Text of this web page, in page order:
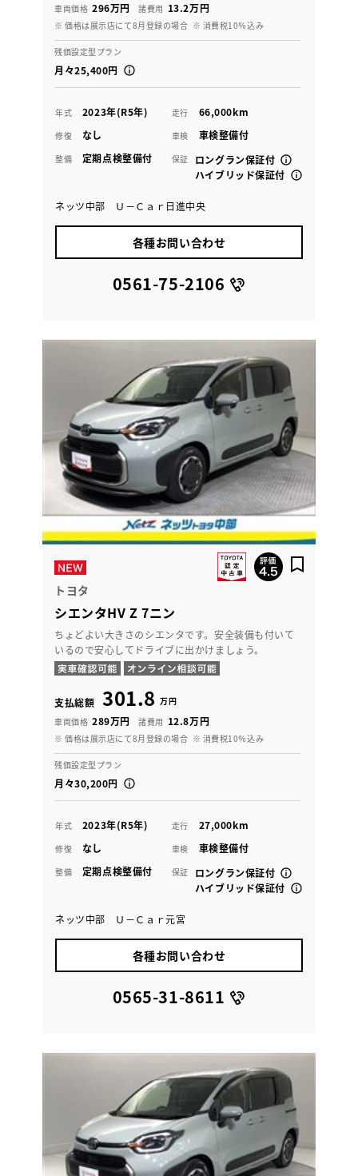
車両価格 296万円 諸費用 13.2万円
※ 価格は展示店にて8月登録の場合 ※ 消費税10％込み
残価設定型プラン
月々25,400円
年式 2023年(R5年) 走行 66,000km
修復 なし 車検 車検整備付
整備 定期点検整備付 保証
ロングラン保証付
ハイブリッド保証付
ネッツ中部 Ｕ－Ｃａｒ日進中央
各種お問い合わせ
0561-75-2106
トヨタ
シエンタHV Z 7ニン
ちょどよい大きさのシエンタです。安全装備も付いて
いるので安心してドライブに出かけましょう。
支払総額 301.8 万円
車両価格 289万円 諸費用 12.8万円
※ 価格は展示店にて8月登録の場合 ※ 消費税10％込み
残価設定型プラン
月々30,200円
年式 2023年(R5年) 走行 27,000km
修復 なし 車検 車検整備付
整備 定期点検整備付 保証
ロングラン保証付
ハイブリッド保証付
ネッツ中部 Ｕ－Ｃａｒ元宮
各種お問い合わせ
0565-31-8611